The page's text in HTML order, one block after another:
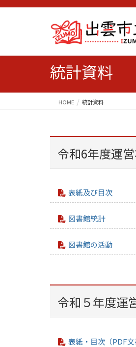
統計資料
HOME 統計資料
令和6年度運
表紙及び目次
図書館統計
図書館の活動
令和５年度運
表紙・目次（PDF